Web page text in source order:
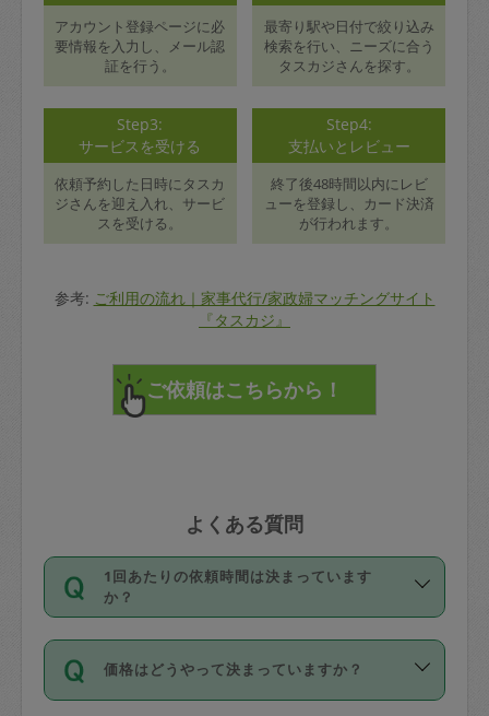
アカウント登録ページに必
要情報を入力し、メール認
証を行う。
最寄り駅や日付で絞り込み
検索を行い、ニーズに合う
タスカジさんを探す。
Step3:
サービスを受ける
依頼予約した日時にタスカ
ジさんを迎え入れ、サービ
スを受ける。
Step4:
支払いとレビュー
終了後48時間以内にレビ
ューを登録し、カード決済
が行われます。
参考: ご利用の流れ｜家事代行/家政婦マッチングサイト
『タスカジ』
よくある質問
1回あたりの依頼時間は決まっています
か？
依頼1回につき3時間固定です。3時間を
超えて依頼したい場合は、延長機能をご
利用ください。機能をご利用いただくに
価格はどうやって決まっていますか？